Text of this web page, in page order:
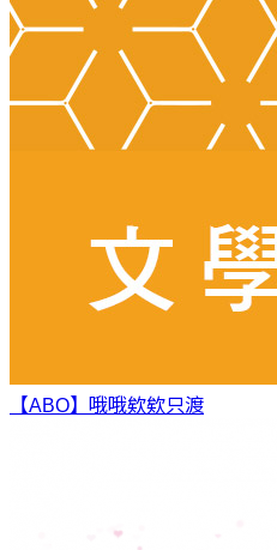
【ABO】哦哦欸欸只渡